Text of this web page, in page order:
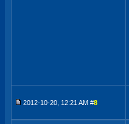
2012-10-20, 12:21 AM #8